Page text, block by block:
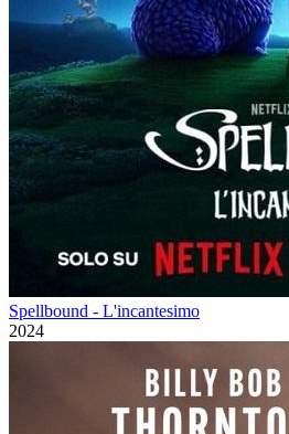
Spellbound - L'incantesimo
2024